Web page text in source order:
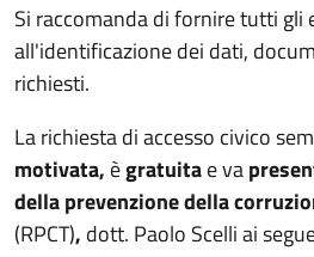
Si raccomanda di fornire tutti gli
all'identificazione dei dati,
richiesti.
La richiesta di accesso civico
motivata, ègratuitae va
della prevenzione della
(RPCT), dott. Paolo Scelli ai